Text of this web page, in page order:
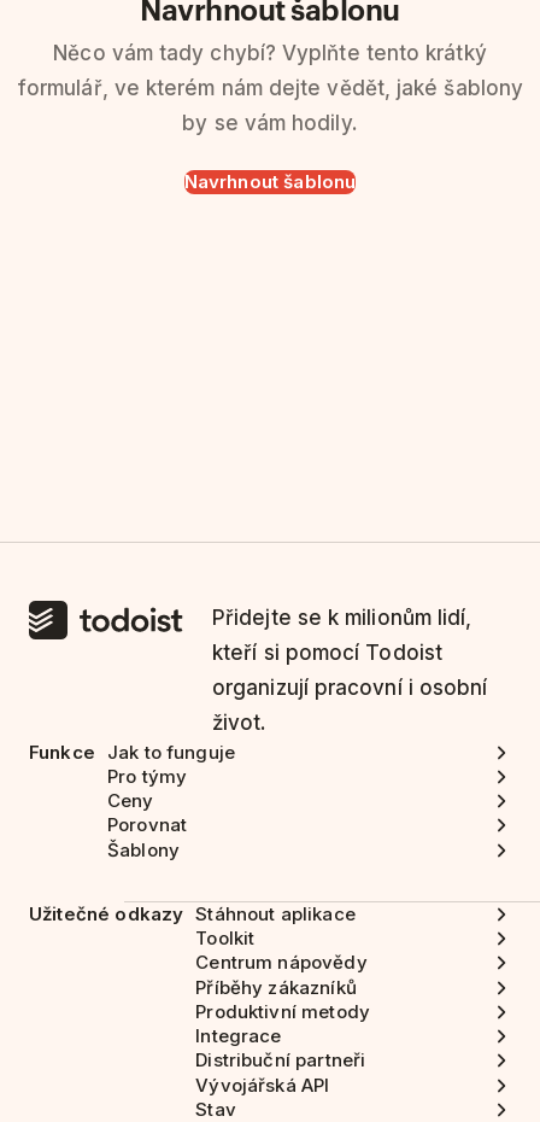
Navrhnout šablonu
Něco vám tady chybí? Vyplňte tento krátký
formulář, ve kterém nám dejte vědět, jaké šablony
by se vám hodily.
Navrhnout šablonu
Přidejte se k milionům lidí,
kteří si pomocí Todoist
organizují pracovní i osobní
život.
Funkce
Jak to funguje
Pro týmy
Ceny
Porovnat
Šablony
Užitečné odkazy Stáhnout aplikace
Toolkit
Centrum nápovědy
Příběhy zákazníků
Produktivní metody
Integrace
Distribuční partneři
Vývojářská API
Stav